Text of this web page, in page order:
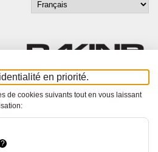
© Bucher+Walt 2011-2026
réservés - Informations non contractuelles
en priorité.
de cookies suivants tout en vous laissant
?